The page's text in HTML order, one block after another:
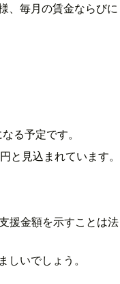
、毎月の賃金ならびに
る予定です。
見込まれています。
援金額を示すことは法
いでしょう。